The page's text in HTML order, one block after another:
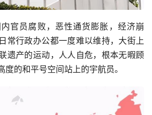
官员腐败，恶性通货膨胀，经济崩
常行政办公都一度难以维持，大街上
遗产的运动，人人自危，根本无暇顾
的和平号空间站上的宇航员。